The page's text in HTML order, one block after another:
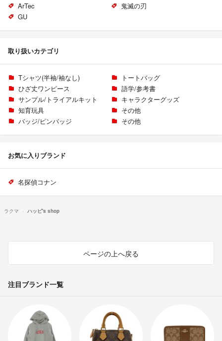
ArTec
鬼滅の刃
GU
取り扱いカテゴリ
Tシャツ(半袖/袖なし)
トートバッグ
ひざ丈ワンピース
語学/参考書
サンプル/トライアルキット
キャラクターグッズ
知育玩具
その他
バッジ/ピンバッジ
その他
お気に入りブランド
名探偵コナン
ラクマ ハッピ's shop
ページの上へ戻る
注目ブランド一覧